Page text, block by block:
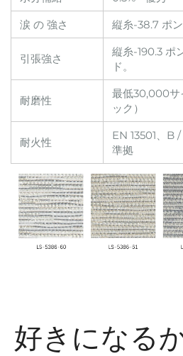
涙 の 強さ
縦糸-38.7 ポン
引張強さ
縦糸-190.3 ポ
ド。
耐磨性
最低30,000サ
ック）
耐火性
EN 13501、B
準拠
好きになる